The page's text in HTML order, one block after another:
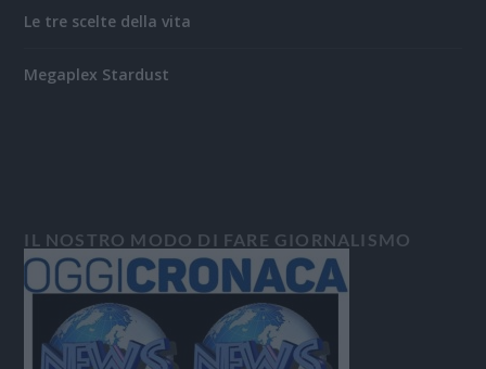
Le tre scelte della vita
Megaplex Stardust
IL NOSTRO MODO DI FARE GIORNALISMO